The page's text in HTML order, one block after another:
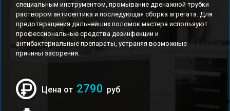
специальным инструментом, промывание дренажной трубки
раствором антисептика и последующая сборка агрегата. Для
предотвращения дальнейших поломок мастера используют
профессиональные средства дезинфекции и
антибактериальные препараты, устраняя возможные
причины засорения.
Цена от 2790 руб